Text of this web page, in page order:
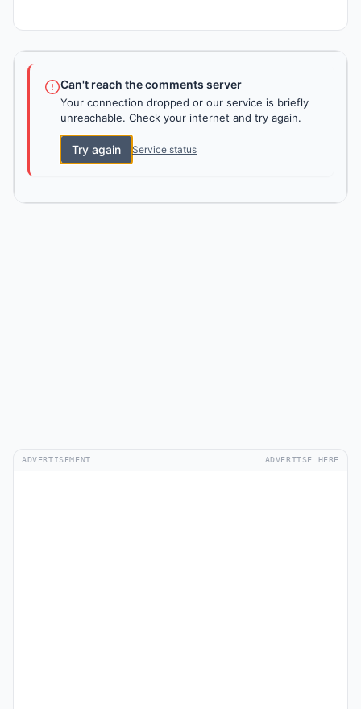
Can't reach the comments server
Your connection dropped or our service is briefly
unreachable. Check your internet and try again.
Try again Service status
ADVERTISEMENT ADVERTISE HERE